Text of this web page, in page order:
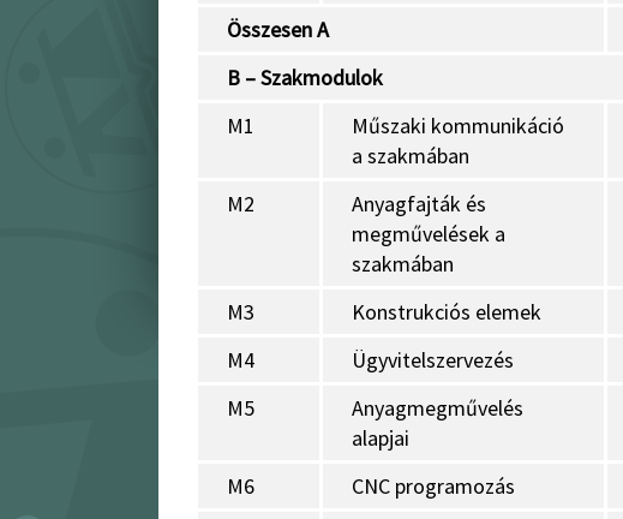
Összesen A
B – Szakmodulok
M1
Műszaki kommunikáció
a szakmában
M2
Anyagfajták és
megművelések a
szakmában
M3 Konstrukciós elemek
M4
Ügyvitelszervezés
M5
Anyagmegművelés
alapjai
M6 CNC programozás